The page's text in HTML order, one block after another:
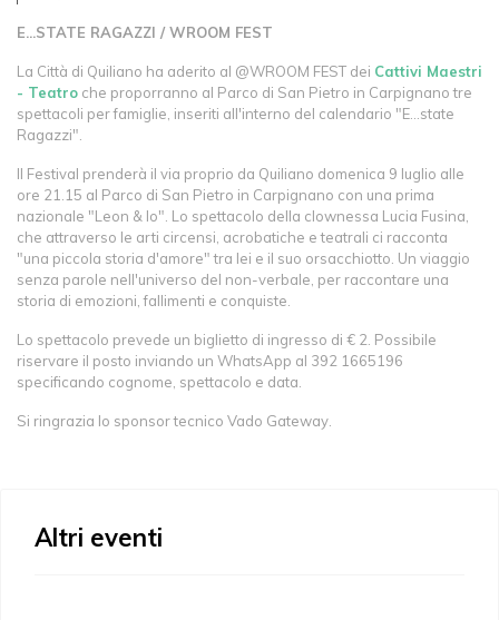
E...STATE RAGAZZI / WROOM FEST
La Città di Quiliano ha aderito al @WROOM FEST dei Cattivi Maestri
- Teatro che proporranno al Parco di San Pietro in Carpignano tre
spettacoli per famiglie, inseriti all'interno del calendario "E…state
Ragazzi".
Il Festival prenderà il via proprio da Quiliano domenica 9 luglio alle
ore 21.15 al Parco di San Pietro in Carpignano con una prima
nazionale "Leon & Io". Lo spettacolo della clownessa Lucia Fusina,
che attraverso le arti circensi, acrobatiche e teatrali ci racconta
"una piccola storia d'amore" tra lei e il suo orsacchiotto. Un viaggio
senza parole nell'universo del non-verbale, per raccontare una
storia di emozioni, fallimenti e conquiste.
Lo spettacolo prevede un biglietto di ingresso di € 2. Possibile
riservare il posto inviando un WhatsApp al 392 1665196
specificando cognome, spettacolo e data.
Si ringrazia lo sponsor tecnico Vado Gateway.
Altri eventi